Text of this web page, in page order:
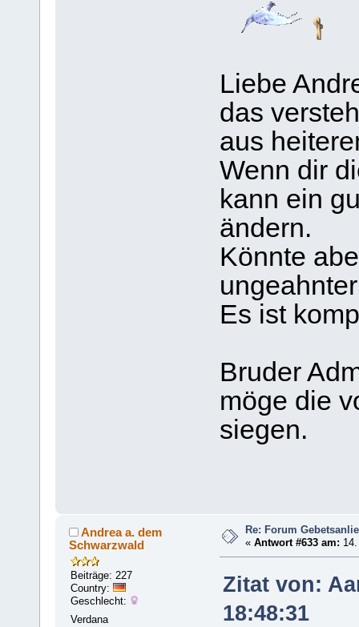
Liebe
das
aus
Wenn dir
kann ein
ändern.
Könnte
Es ist
Bruder
möge die
siegen.
Andrea a. dem
Schwarzwald
Beiträge: 227
Country:
Geschlecht:
Verdana
Re: Forum
«Antwort #633 am:
Zitat von:
18:48:31